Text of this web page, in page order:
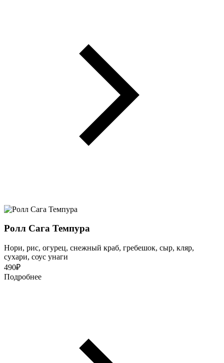
Ролл Сага Темпура
Нори, рис, огурец, снежный краб, гребешок, сыр, кляр,
сухари, соус унаги
490₽
Подробнее